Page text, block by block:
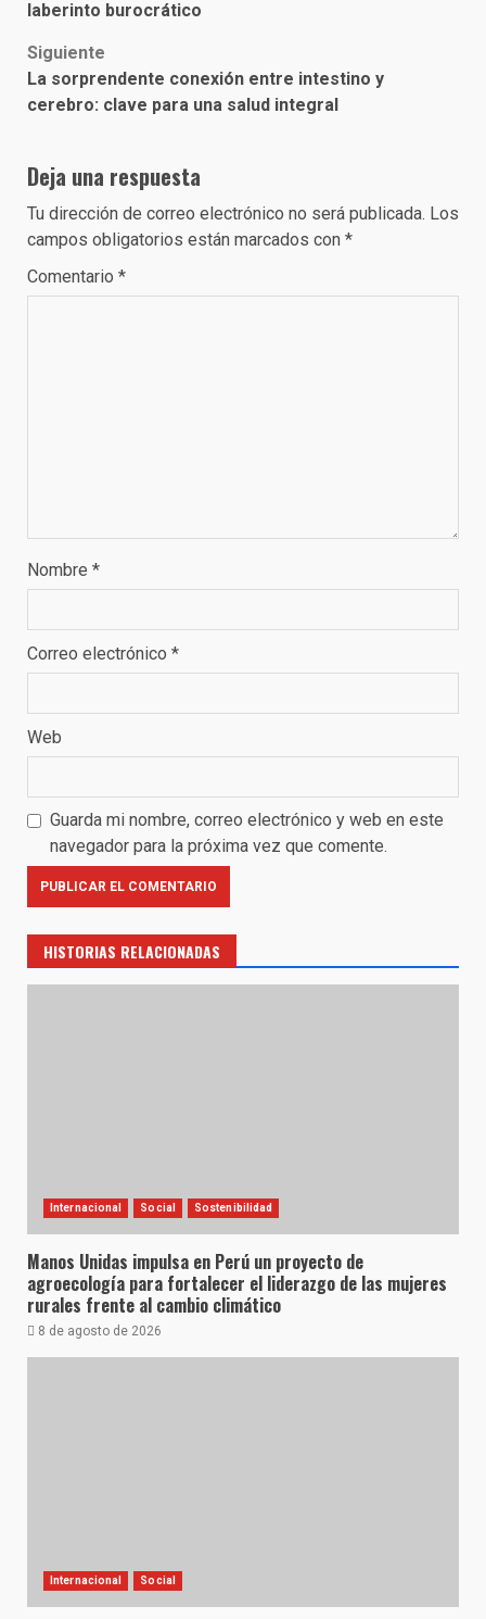
laberinto burocrático
Siguiente
La sorprendente conexión entre intestino y
cerebro: clave para una salud integral
Deja una respuesta
Tu dirección de correo electrónico no será publicada. Los
campos obligatorios están marcados con *
Comentario *
Nombre *
Correo electrónico *
Web
Guarda mi nombre, correo electrónico y web en este
navegador para la próxima vez que comente.
HISTORIAS RELACIONADAS
Internacional Social Sostenibilidad
Manos Unidas impulsa en Perú un proyecto de
agroecología para fortalecer el liderazgo de las mujeres
rurales frente al cambio climático
8 de agosto de 2026
Internacional Social